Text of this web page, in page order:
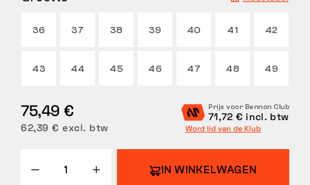
36 37 38 39 40 41 42
43 44 45 46 47 48 49
75,49 €
62,39 € excl. btw
Prijs voor Bennon Club
71,72 € incl. btw
Word lid van de Klub
IN WINKELWAGEN